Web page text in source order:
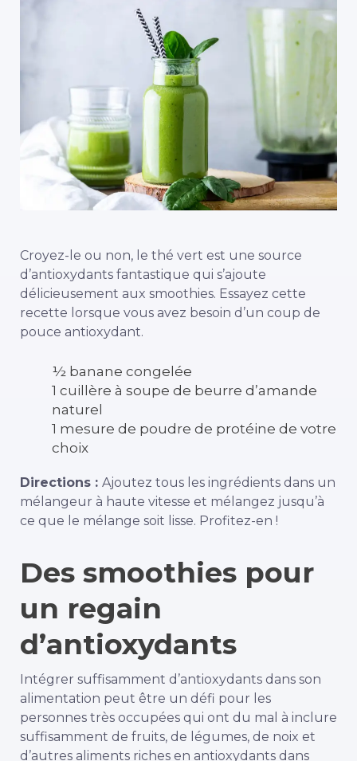
Croyez-le ou non, le thé vert est une source
d’antioxydants fantastique qui s’ajoute
délicieusement aux smoothies. Essayez cette
recette lorsque vous avez besoin d’un coup de
pouce antioxydant.
½ banane congelée
1 cuillère à soupe de beurre d’amande
naturel
1 mesure de poudre de protéine de votre
choix
Directions : Ajoutez tous les ingrédients dans un
mélangeur à haute vitesse et mélangez jusqu’à
ce que le mélange soit lisse. Profitez-en !
Des smoothies pour
un regain
d’antioxydants
Intégrer suffisamment d’antioxydants dans son
alimentation peut être un défi pour les
personnes très occupées qui ont du mal à inclure
suffisamment de fruits, de légumes, de noix et
d’autres aliments riches en antioxydants dans